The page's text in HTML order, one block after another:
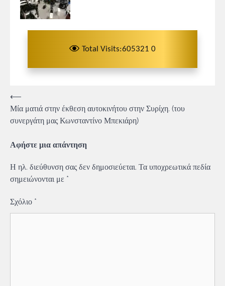
Total Visits:605321 0
Πλοήγηση
άρθρων
⟵
Μία ματιά στην έκθεση αυτοκινήτου στην Συρίχη. (του
συνεργάτη μας Κωνσταντίνο Μπεκιάρη)
Αφήστε μια απάντηση
Η ηλ. διεύθυνση σας δεν δημοσιεύεται. Τα υποχρεωτικά πεδία
σημειώνονται με *
Σχόλιο *